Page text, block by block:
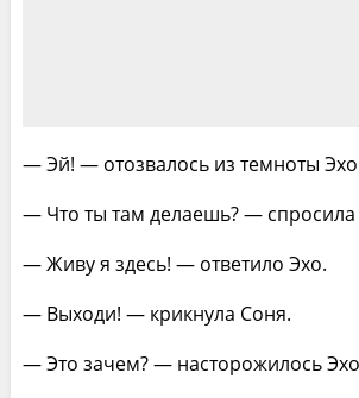
— Эй! — отозвалось из темноты
— Что ты там делаешь? — спросила
— Живу я здесь! — ответило Эхо.
— Выходи! — крикнула Соня.
— Это зачем? — насторожилось